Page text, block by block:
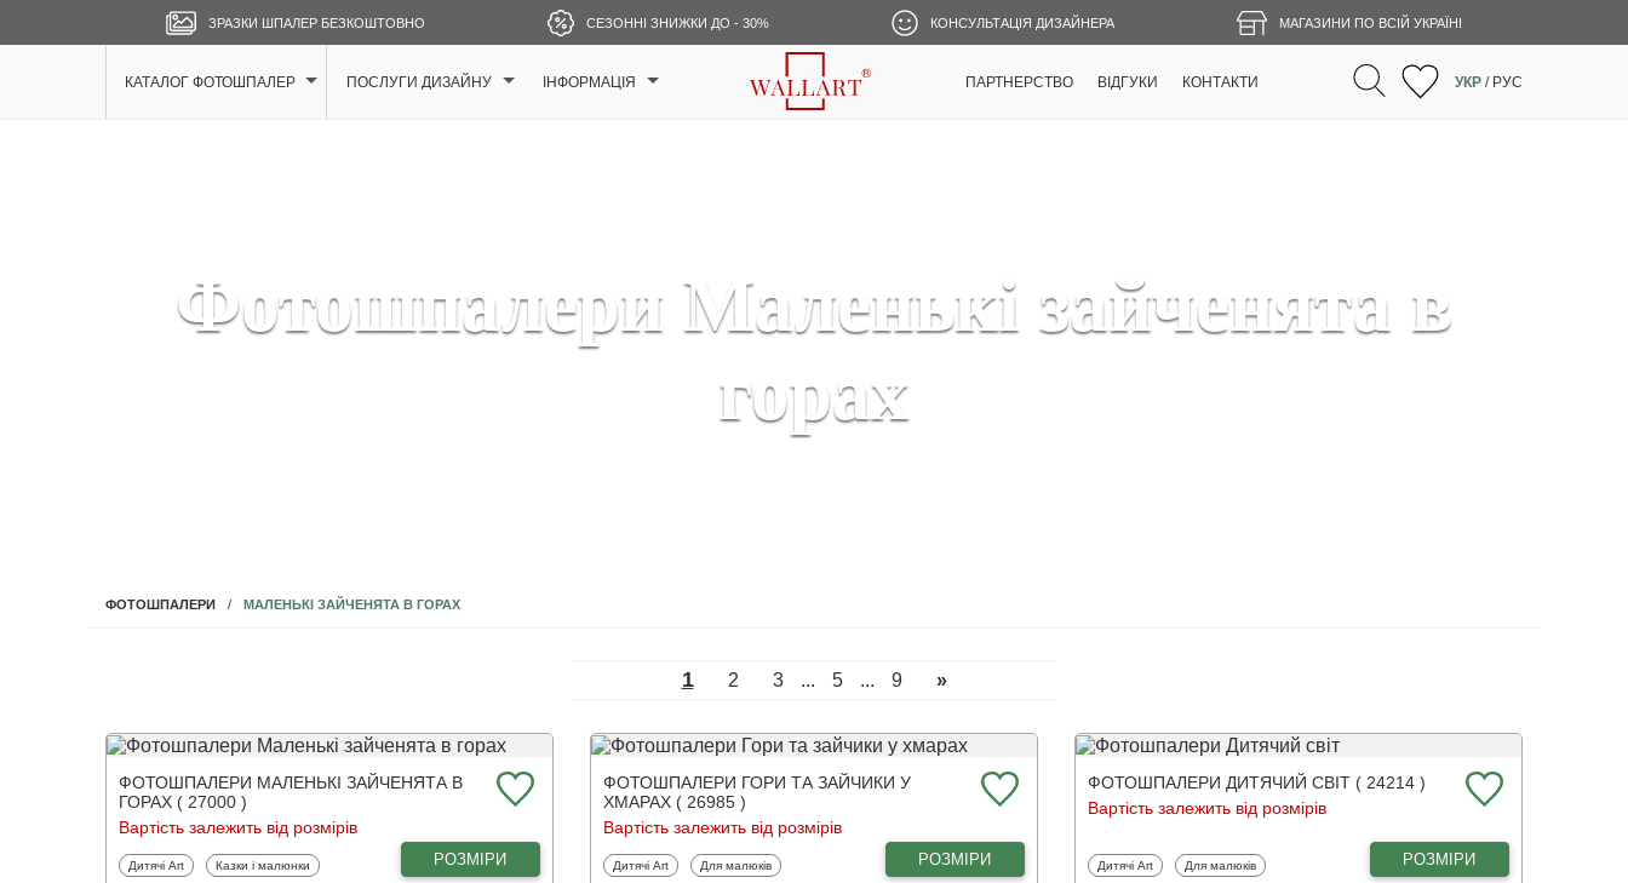
ЗРАЗКИ ШПАЛЕР БЕЗКОШТОВНО СЕЗОННІ ЗНИЖКИ ДО - 30% КОНСУЛЬТАЦІЯ ДИЗАЙНЕРА МАГАЗИНИ ПО ВСІЙ УКРАЇНІ
КАТАЛОГ ФОТОШПАЛЕР ПОСЛУГИ ДИЗАЙНУ ІНФОРМАЦІЯ ПАРТНЕРСТВО ВІДГУКИ КОНТАКТИ УКР / РУС
Фотошпалери Маленькі зайченята в
горах
ФОТОШПАЛЕРИ МАЛЕНЬКІ ЗАЙЧЕНЯТА В ГОРАХ
1 2 3 ... 5 ... 9 »
ФОТОШПАЛЕРИ МАЛЕНЬКІ ЗАЙЧЕНЯТА В
ГОРАХ ( 27000 )
Вартість залежить від розмірів
Фотошпалери
Дитячі Art Фотошпалери
Казки і малюнки РОЗМІРИ
ФОТОШПАЛЕРИ ГОРИ ТА ЗАЙЧИКИ У
ХМАРАХ ( 26985 )
Вартість залежить від розмірів
Фотошпалери
Дитячі Art Фотошпалери
Для малюків РОЗМІРИ
ФОТОШПАЛЕРИ ДИТЯЧИЙ СВІТ ( 24214 )
Вартість залежить від розмірів
Фотошпалери
Дитячі Art Фотошпалери
Для малюків РОЗМІРИ